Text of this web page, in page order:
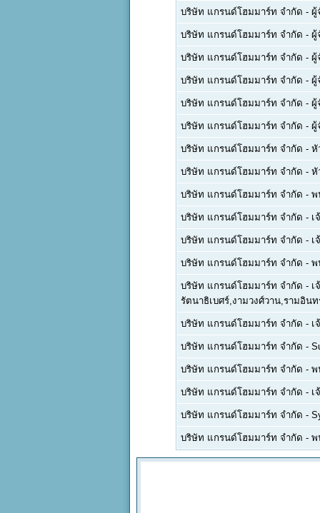
บริษัท แกรนด์โฮมมาร์ท จำกัด - ผู้
บริษัท แกรนด์โฮมมาร์ท จำกัด - ผู้
บริษัท แกรนด์โฮมมาร์ท จำกัด - ผู้
บริษัท แกรนด์โฮมมาร์ท จำกัด - ผู้
บริษัท แกรนด์โฮมมาร์ท จำกัด - ผู้
บริษัท แกรนด์โฮมมาร์ท จำกัด - ผู้
บริษัท แกรนด์โฮมมาร์ท จำกัด - หั
บริษัท แกรนด์โฮมมาร์ท จำกัด - หั
บริษัท แกรนด์โฮมมาร์ท จำกัด - พ
บริษัท แกรนด์โฮมมาร์ท จำกัด - เ
บริษัท แกรนด์โฮมมาร์ท จำกัด - เ
บริษัท แกรนด์โฮมมาร์ท จำกัด - พ
บริษัท แกรนด์โฮมมาร์ท จำกัด - เ
รัตนาธิเบศร์,งามวงศ์วาน,รามอิน
บริษัท แกรนด์โฮมมาร์ท จำกัด - เ
บริษัท แกรนด์โฮมมาร์ท จำกัด -
บริษัท แกรนด์โฮมมาร์ท จำกัด - พ
บริษัท แกรนด์โฮมมาร์ท จำกัด - เ
บริษัท แกรนด์โฮมมาร์ท จำกัด -
บริษัท แกรนด์โฮมมาร์ท จำกัด - พ